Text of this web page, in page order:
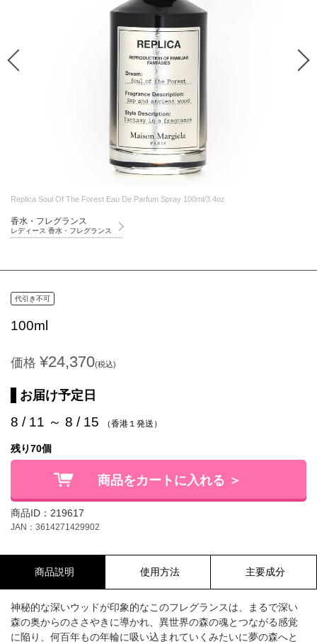
Replica Soul Of The Forest Eau De Parfum Spray 100ml/3.4oz
香水・フレグランス
レディース 香水・フレグランス
代引き不可
100ml
価格 ¥24,370(税込)
お届け予定日
8 / 11 ～ 8 / 15 （香港１発送）
残り70個
商品をカートに入れる ＞
商品ID：219617
JAN：3614271429902
商品説明 使用方法 主要成分
神秘的な深いウッドが印象的なこのフレグランスは、まるで深い
森の奥からのささやきに導かれ、異世界の森の魂とつながる感覚
に陥り、何百年もの年輪に吸い込まれていくみたいに夢の森へと